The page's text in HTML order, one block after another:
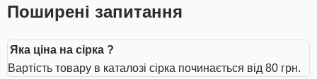
Поширені запитання
Яка ціна на сірка ?
Вартість товару в каталозі сірка починається від 80 грн.